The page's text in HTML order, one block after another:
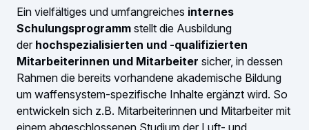
Ein vielfältiges und umfangreiches internes
Schulungsprogramm stellt die Ausbildung
der hochspezialisierten und -qualifizierten
Mitarbeiterinnen und Mitarbeiter sicher, in dessen
Rahmen die bereits vorhandene akademische Bildung
um waffensystem-spezifische Inhalte ergänzt wird. So
entwickeln sich z.B. Mitarbeiterinnen und Mitarbeiter mit